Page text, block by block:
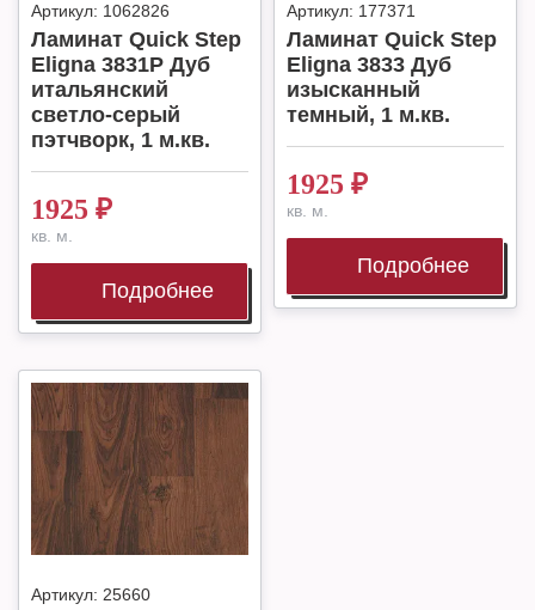
Артикул: 1062826
Ламинат Quick Step
Eligna 3831P Дуб
итальянский
светло-серый
пэтчворк, 1 м.кв.
1925 ₽
кв. м.
Подробнее
Артикул: 177371
Ламинат Quick Step
Eligna 3833 Дуб
изысканный
темный, 1 м.кв.
1925 ₽
кв. м.
Подробнее
Артикул: 25660